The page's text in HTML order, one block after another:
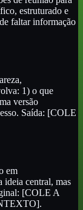
estruturado e
faltar informação
1) o que
versão
Saída: [COLE
em
ideia central, mas
[COLE A